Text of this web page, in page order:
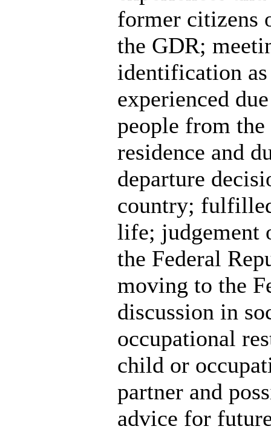
former citizens
the GDR;
identification
experienced
people from
residence and
departure
country;
life; judgement
the Federal
moving to the
discussion in
occupational
child or
partner and
advice for